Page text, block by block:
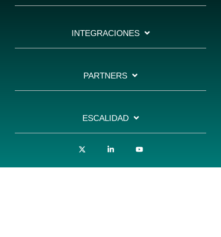
INTEGRACIONES
PARTNERS
ESCALIDAD
LinkedinYouTube